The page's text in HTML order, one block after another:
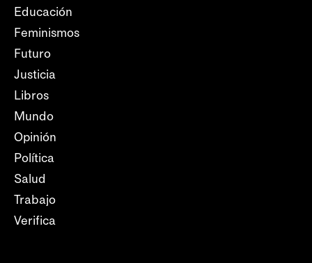
Educación
Feminismos
Futuro
Justicia
Libros
Mundo
Opinión
Política
Salud
Trabajo
Verifica